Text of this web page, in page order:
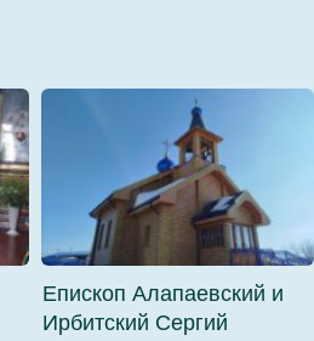
Епископ Алапаевский и
Ирбитский Сергий